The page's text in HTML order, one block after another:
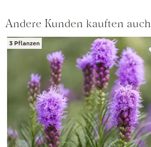
Andere Kunden kauften auch
3 Pflanzen